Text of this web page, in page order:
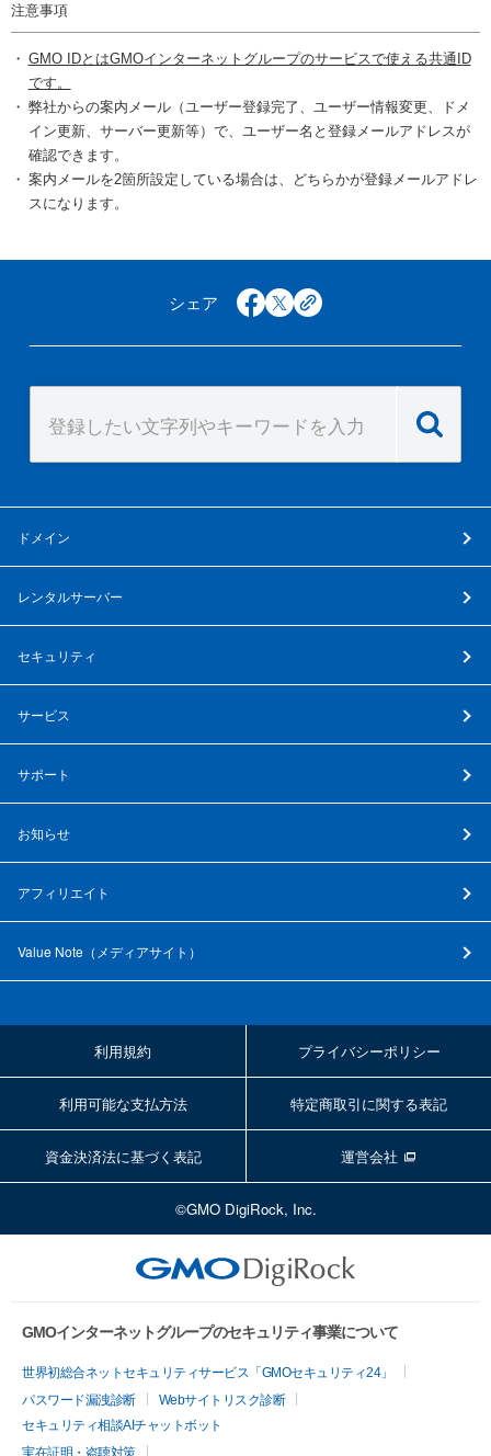
注意事項
GMO IDとはGMOインターネットグループのサービスで使える共通ID
です。
弊社からの案内メール（ユーザー登録完了、ユーザー情報変更、ドメ
イン更新、サーバー更新等）で、ユーザー名と登録メールアドレスが
確認できます。
案内メールを2箇所設定している場合は、どちらかが登録メールアドレ
スになります。
シェア facebook
x copy
ドメイン
レンタルサーバー
セキュリティ
サービス
サポート
お知らせ
アフィリエイト
Value Note（ メディアサイト ）
利用規約 プライバシーポリシー
利用可能な支払方法 特定商取引に関する表記
資金決済法に基づく表記 運営会社
©GMO DigiRock, Inc.
GMOインターネットグループのセキュリティ事業について
世界初総合ネットセキュリティサービス「GMOセキュリティ24」
パスワード漏洩診断
Webサイトリスク診断
セキュリティ相談AIチャットボット
実在証明・盗聴対策